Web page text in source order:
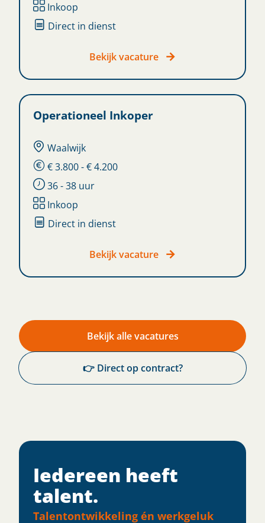
Inkoop
Direct in dienst
Bekijk vacature
Operationeel Inkoper
Waalwijk
€ 3.800 - € 4.200
36 - 38 uur
Inkoop
Direct in dienst
Bekijk vacature
Bekijk alle vacatures
👉 Direct op contract?
Iedereen heeft
talent.​
Talentontwikkeling én werkgeluk